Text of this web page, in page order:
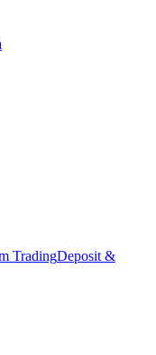
TradingDeposit &